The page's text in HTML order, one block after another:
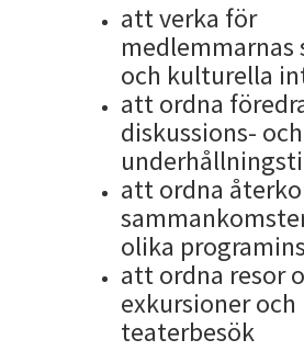
att verka för
medlemmarnas
och kulturella
att ordna
diskussions- och
att ordna
olika
att ordna resor
exkursioner och
teaterbesök